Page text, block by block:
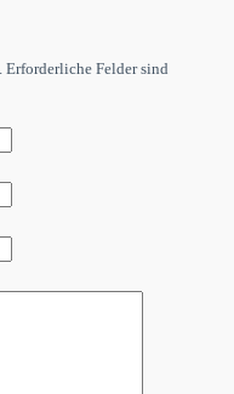
Erforderliche Felder sind